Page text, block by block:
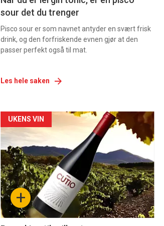
sour det du trenger
Pisco sour er som navnet antyder en svært frisk
drink, og den forfriskende evnen gjør at den
passer perfekt også til mat.
Les hele saken
Forsiden
akkurat
nå
-
4 +
UKENS VIN